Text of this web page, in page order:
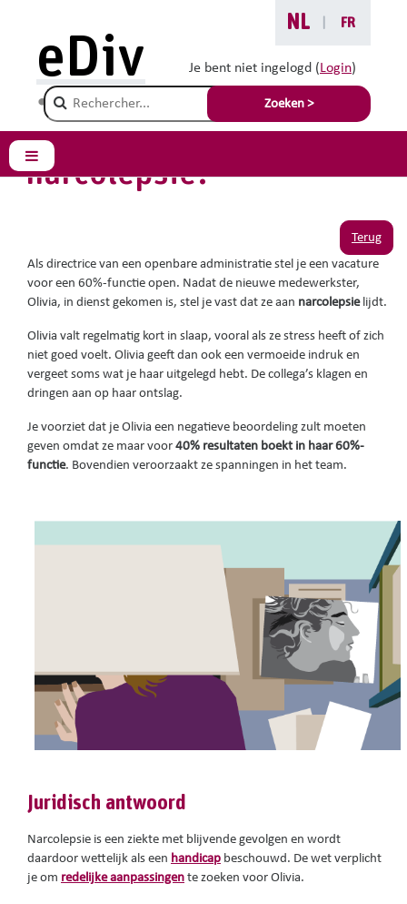
NL FR
Je bent niet ingelogd (Login)
Champ de recherche
Zoeken >
eDiv
Zijpaneel
Je bent hier :
Welke oplossing voor
werkneemster met
narcolepsie?
Terug
Als directrice van een openbare administratie stel je een vacature
voor een 60%-functie open. Nadat de nieuwe medewerkster,
Olivia, in dienst gekomen is, stel je vast dat ze aan narcolepsie lijdt.
Olivia valt regelmatig kort in slaap, vooral als ze stress heeft of zich
niet goed voelt. Olivia geeft dan ook een vermoeide indruk en
vergeet soms wat je haar uitgelegd hebt. De collega’s klagen en
dringen aan op haar ontslag.
Je voorziet dat je Olivia een negatieve beoordeling zult moeten
geven omdat ze maar voor 40% resultaten boekt in haar 60%-
functie. Bovendien veroorzaakt ze spanningen in het team.
Juridisch antwoord
Narcolepsie is een ziekte met blijvende gevolgen en wordt
daardoor wettelijk als een handicap beschouwd. De wet verplicht
je om redelijke aanpassingen te zoeken voor Olivia.